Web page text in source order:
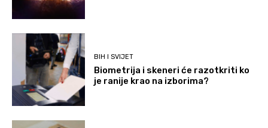
BIH I SVIJET
Biometrija i skeneri će razotkriti ko
je ranije krao na izborima?